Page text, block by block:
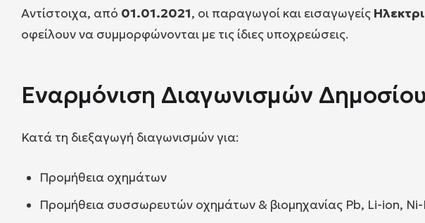
Αντίστοιχα, από 01.01.2021, οι παραγωγοί και εισαγωγείς
οφείλουν να συμμορφώνονται με τις ίδιες υποχρεώσεις.
Εναρμόνιση Διαγωνισμών
Κατά τη διεξαγωγή διαγωνισμών για:
Προμήθεια οχημάτων
Προμήθεια συσσωρευτών οχημάτων & βιομηχανίας Pb, Li-ion,